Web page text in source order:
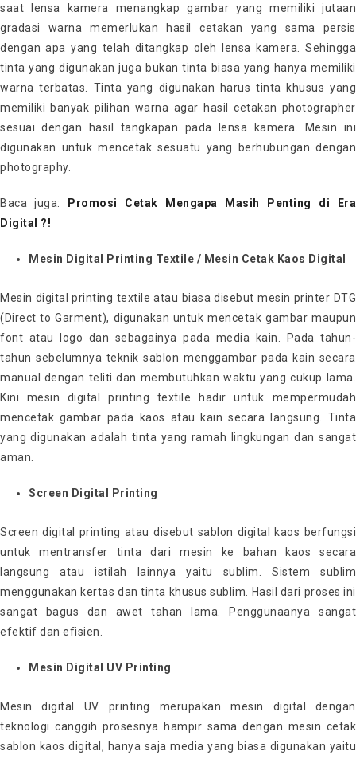
saat lensa kamera menangkap gambar yang memiliki jutaan
gradasi warna memerlukan hasil cetakan yang sama persis
dengan apa yang telah ditangkap oleh lensa kamera. Sehingga
tinta yang digunakan juga bukan tinta biasa yang hanya memiliki
warna terbatas. Tinta yang digunakan harus tinta khusus yang
memiliki banyak pilihan warna agar hasil cetakan photographer
sesuai dengan hasil tangkapan pada lensa kamera. Mesin ini
digunakan untuk mencetak sesuatu yang berhubungan dengan
photography.
Baca juga:
Promosi Cetak Mengapa Masih Penting di Era
Digital ?!
Mesin Digital Printing Textile / Mesin Cetak Kaos Digital
Mesin digital printing textile atau biasa disebut mesin printer DTG
(Direct to Garment), digunakan untuk mencetak gambar maupun
font atau logo dan sebagainya pada media kain. Pada tahun-
tahun sebelumnya teknik sablon menggambar pada kain secara
manual dengan teliti dan membutuhkan waktu yang cukup lama.
Kini mesin digital printing textile hadir untuk mempermudah
mencetak gambar pada kaos atau kain secara langsung. Tinta
yang digunakan adalah tinta yang ramah lingkungan dan sangat
aman.
Screen Digital Printing
Screen digital printing atau disebut sablon digital kaos berfungsi
untuk mentransfer tinta dari mesin ke bahan kaos secara
langsung atau istilah lainnya yaitu sublim. Sistem sublim
menggunakan kertas dan tinta khusus sublim. Hasil dari proses ini
sangat bagus dan awet tahan lama. Penggunaanya sangat
efektif dan efisien.
Mesin Digital UV Printing
Mesin digital UV printing merupakan mesin digital dengan
teknologi canggih prosesnya hampir sama dengan mesin cetak
sablon kaos digital, hanya saja media yang biasa digunakan yaitu